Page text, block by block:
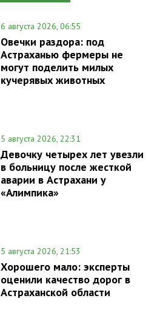
6 августа 2026, 06:55
Овечки раздора: под
Астраханью фермеры не
могут поделить милых
кучерявых животных
5 августа 2026, 22:31
Девочку четырех лет увезли
в больницу после жесткой
аварии в Астрахани у
«Алимпика»
5 августа 2026, 21:53
Хорошего мало: эксперты
оценили качество дорог в
Астраханской области